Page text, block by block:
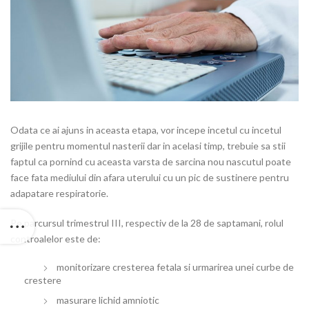
Odata ce ai ajuns in aceasta etapa, vor incepe incetul cu incetul
grijile pentru momentul nasterii dar in acelasi timp, trebuie sa stii
faptul ca pornind cu aceasta varsta de sarcina nou nascutul poate
face fata mediului din afara uterului cu un pic de sustinere pentru
adapatare respiratorie.
Pe parcursul trimestrul III, respectiv de la 28 de saptamani, rolul
controalelor este de:
monitorizare cresterea fetala si urmarirea unei curbe de
crestere
masurare lichid amniotic